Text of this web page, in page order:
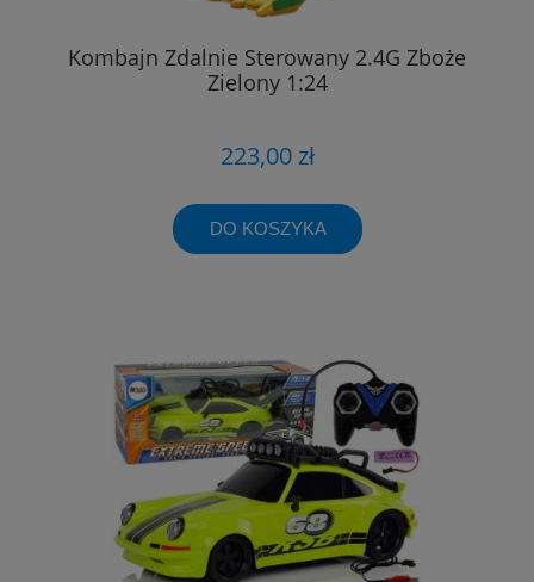
Kombajn Zdalnie Sterowany 2.4G Zboże
Zielony 1:24
223,00 zł
DO KOSZYKA